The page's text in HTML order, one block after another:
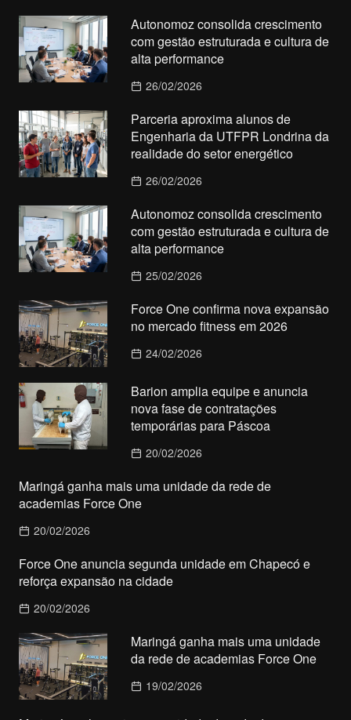
Autonomoz consolida crescimento
com gestão estruturada e cultura de
alta performance
26/02/2026
Parceria aproxima alunos de
Engenharia da UTFPR Londrina da
realidade do setor energético
26/02/2026
Autonomoz consolida crescimento
com gestão estruturada e cultura de
alta performance
25/02/2026
Force One confirma nova expansão
no mercado fitness em 2026
24/02/2026
Barion amplia equipe e anuncia
nova fase de contratações
temporárias para Páscoa
20/02/2026
Maringá ganha mais uma unidade da rede de
academias Force One
20/02/2026
Force One anuncia segunda unidade em Chapecó e
reforça expansão na cidade
20/02/2026
Maringá ganha mais uma unidade
da rede de academias Force One
19/02/2026